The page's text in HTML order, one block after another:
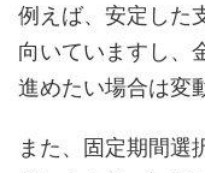
例えば、安定した
向いていますし、
進めたい場合は変
また、固定期間選